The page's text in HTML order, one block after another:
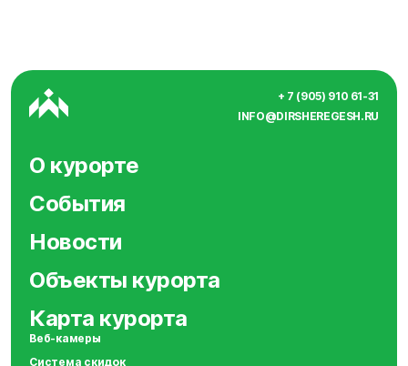
+ 7 (905) 910 61-31
INFO@DIRSHEREGESH.RU
О курорте
События
Новости
Объекты курорта
Карта курорта
Веб-камеры
Система скидок